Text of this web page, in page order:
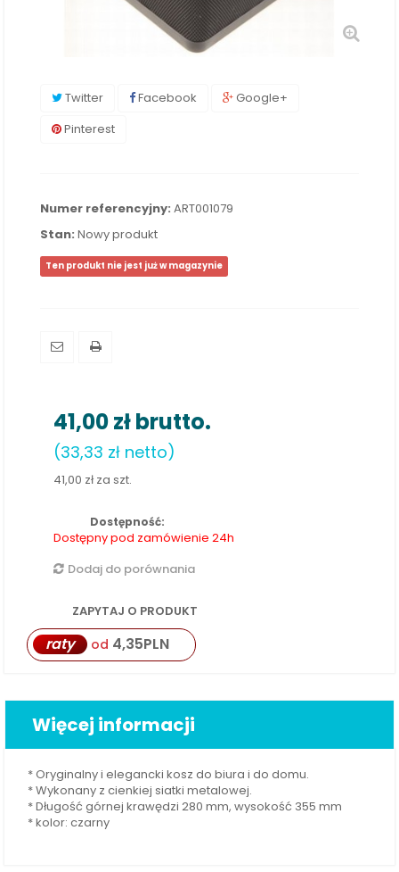
Twitter Facebook
Google+
Pinterest
Numer referencyjny: ART001079
Stan: Nowy produkt
Ten produkt nie jest już w magazynie
41,00 złbrutto.
(33,33 zł netto)
41,00 zł za szt.
Dostępność:
Dostępny pod zamówienie 24h
Dodaj do porównania
ZAPYTAJ O PRODUKT
raty od 4,35PLN
Więcej informacji
* Oryginalny i elegancki kosz do biura i do domu.
* Wykonany z cienkiej siatki metalowej.
* Długość górnej krawędzi 280 mm, wysokość 355 mm
* kolor: czarny